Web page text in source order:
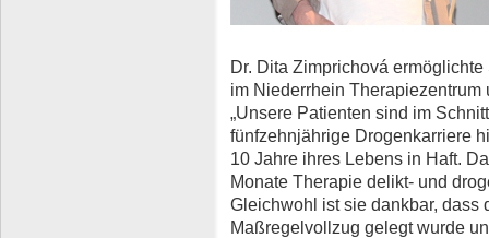
Dr. Dita Zimprichová
im Niederrhein
„Unsere Patienten sind im
fünfzehnjährige Drogenkarriere
10 Jahre ihres Lebens in Haft.
Monate Therapie delikt- und
Gleichwohl ist sie dankbar, dass
Maßregelvollzug gelegt wurde